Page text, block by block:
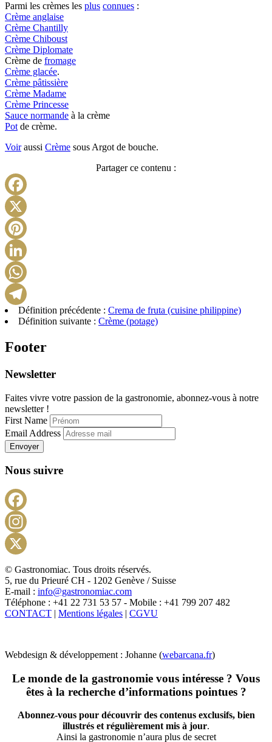
Parmi les crèmes les plus connues :
Crème anglaise
Crème Chantilly
Crème Chiboust
Crème Diplomate
Crème de fromage
Crème glacée.
Crème pâtissière
Crème Madame
Crème Princesse
Sauce normande à la crème
Pot de crème.
Voiraussi Crème sous Argot de bouche.
Partager ce contenu :
Telegram
Définition précédente : Crema de fruta (cuisine philippine)
Définition suivante : Crème (potage)
Footer
Newsletter
Faites vivre votre passion de la gastronomie, abonnez-vous à notre
newsletter !
First Name
Email Address
Envoyer
Nous suivre
X
© Gastronomiac. Tous droits réservés.
5, rue du Prieuré CH - 1202 Genève / Suisse
E-mail : info@gastronomiac.com
Téléphone : +41 22 731 53 57 - Mobile : +41 799 207 482
CONTACT | Mentions légales | CGVU
Webdesign & développement : Johanne (webarcana.fr)
Le monde de la gastronomie vous intéresse ? Vous
êtes à la recherche d’informations pointues ?
Abonnez-vous pour découvrir des contenus exclusifs, bien
illustrés et régulièrement mis à jour.
Ainsi la gastronomie n’aura plus de secret